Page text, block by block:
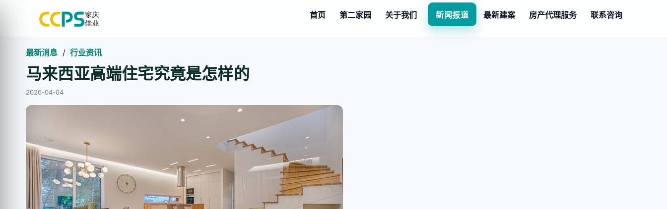
首页 第二家园 关于我们 新闻报道 最新建案 房产代理服务 联系咨询
最新消息 / 行业资讯
马来西亚高端住宅究竟是怎样的
2026-04-04